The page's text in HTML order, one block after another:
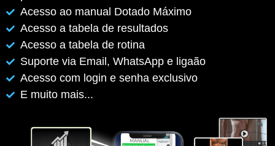
Acesso ao manual Dotado Máximo
Acesso a tabela de resultados
Acesso a tabela de rotina
Suporte via Email, WhatsApp e ligaão
Acesso com login e senha exclusivo
E muito mais...